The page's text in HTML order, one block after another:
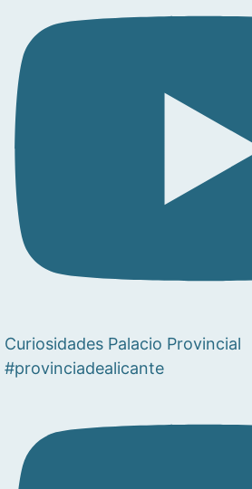
Curiosidades Palacio Provincial
#provinciadealicante